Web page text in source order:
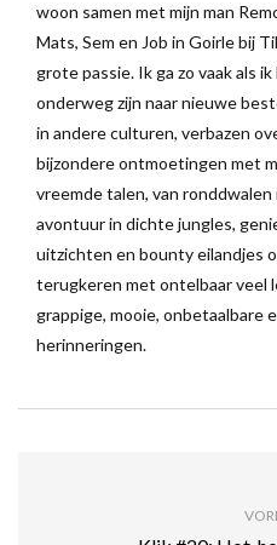
woon samen met mijn man
Mats, Sem en Job in Goirle bij
grote passie. Ik ga zo vaak als
onderweg zijn naar nieuwe
in andere culturen, verbazen
bijzondere ontmoetingen met
vreemde talen, van
avontuur in dichte jungles,
uitzichten en bounty eilandjes
terugkeren met ontelbaar veel
grappige, mooie, onbetaalbare
herinneringen.